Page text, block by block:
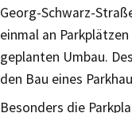
Georg-Schwarz-
einmal an
geplanten Umbau.
den Bau eines
Besonders die